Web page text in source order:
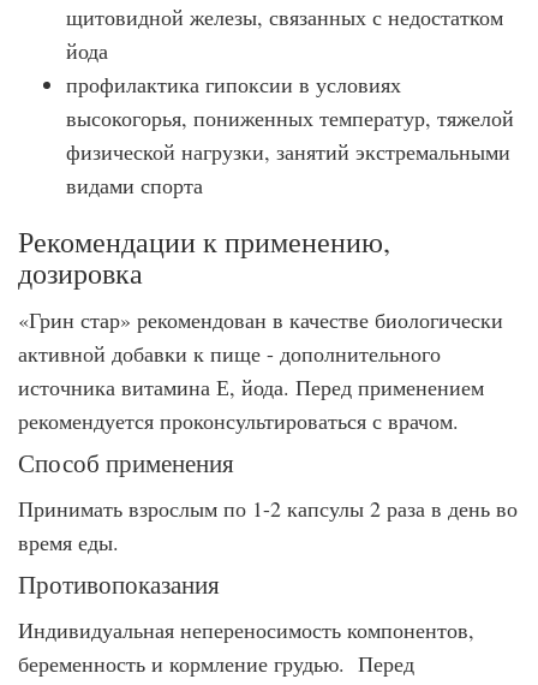
щитовидной железы, связанных с недостатком
йода
профилактика гипоксии в условиях
высокогорья, пониженных температур, тяжелой
физической нагрузки, занятий экстремальными
видами спорта
Рекомендации к применению,
дозировка
«Грин стар» рекомендован в качестве биологически
активной добавки к пище - дополнительного
источника витамина Е, йода. Перед применением
рекомендуется проконсультироваться с врачом.
Способ применения
Принимать взрослым по 1-2 капсулы 2 раза в день во
время еды.
Противопоказания
Индивидуальная непереносимость компонентов,
беременность и кормление грудью. Перед